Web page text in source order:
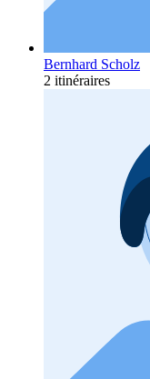
Bernhard Scholz
2 itinéraires